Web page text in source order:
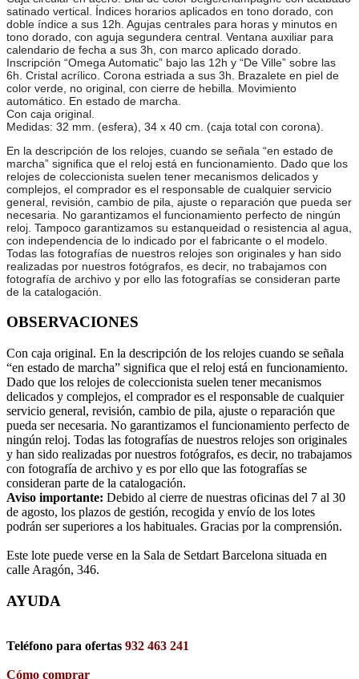
satinado vertical. Índices horarios aplicados en tono dorado, con
doble índice a sus 12h. Agujas centrales para horas y minutos en
tono dorado, con aguja segundera central. Ventana auxiliar para
calendario de fecha a sus 3h, con marco aplicado dorado.
Inscripción “Omega Automatic” bajo las 12h y “De Ville” sobre las
6h. Cristal acrílico. Corona estriada a sus 3h. Brazalete en piel de
color verde, no original, con cierre de hebilla. Movimiento
automático. En estado de marcha.
Con caja original.
Medidas: 32 mm. (esfera), 34 x 40 cm. (caja total con corona).
En la descripción de los relojes, cuando se señala “en estado de
marcha” significa que el reloj está en funcionamiento. Dado que los
relojes de coleccionista suelen tener mecanismos delicados y
complejos, el comprador es el responsable de cualquier servicio
general, revisión, cambio de pila, ajuste o reparación que pueda ser
necesaria. No garantizamos el funcionamiento perfecto de ningún
reloj. Tampoco garantizamos su estanqueidad o resistencia al agua,
con independencia de lo indicado por el fabricante o el modelo.
Todas las fotografías de nuestros relojes son originales y han sido
realizadas por nuestros fotógrafos, es decir, no trabajamos con
fotografía de archivo y por ello las fotografías se consideran parte
de la catalogación.
OBSERVACIONES
Con caja original. En la descripción de los relojes cuando se señala
“en estado de marcha” significa que el reloj está en funcionamiento.
Dado que los relojes de coleccionista suelen tener mecanismos
delicados y complejos, el comprador es el responsable de cualquier
servicio general, revisión, cambio de pila, ajuste o reparación que
pueda ser necesaria. No garantizamos el funcionamiento perfecto de
ningún reloj. Todas las fotografías de nuestros relojes son originales
y han sido realizadas por nuestros fotógrafos, es decir, no trabajamos
con fotografía de archivo y es por ello que las fotografías se
consideran parte de la catalogación.
Aviso importante: Debido al cierre de nuestras oficinas del 7 al 30
de agosto, los plazos de gestión, recogida y envío de los lotes
podrán ser superiores a los habituales. Gracias por la comprensión.
Este lote puede verse en la Sala de Setdart Barcelona situada en
calle Aragón, 346.
AYUDA
Teléfono para ofertas 932 463 241
Cómo comprar